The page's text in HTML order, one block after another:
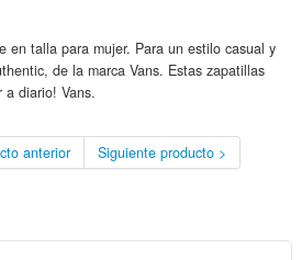
en talla para mujer. Para un estilo casual y
de la marca Vans. Estas zapatillas
a diario! Vans.
anterior Siguiente producto >